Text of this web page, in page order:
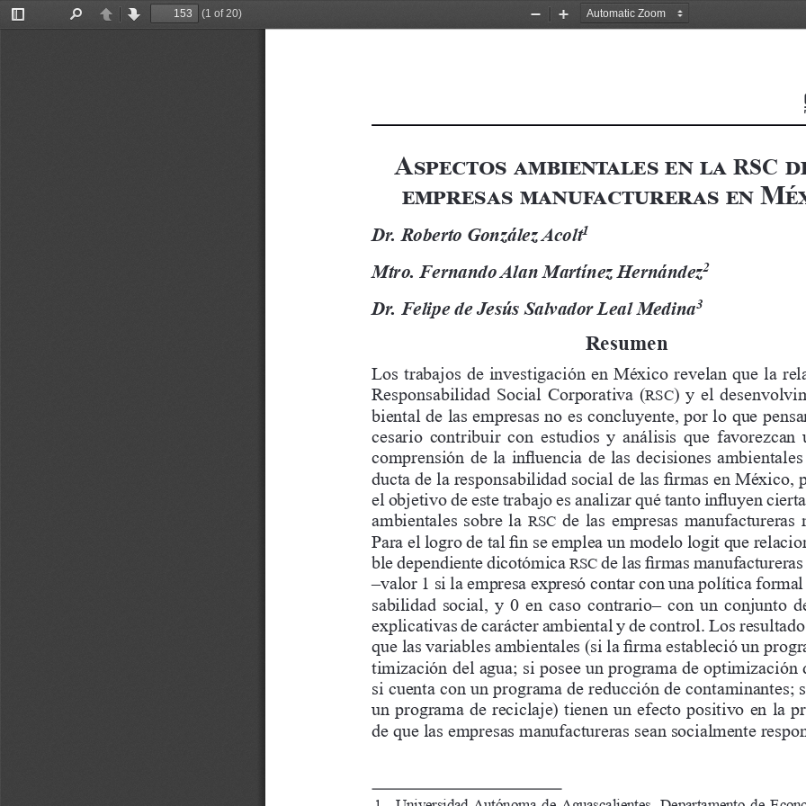
Toggle
PreviousNext
(1 of 20)
Zoom
Zoom
Aspectos ambientales en la RSC
empresas manufactureras en
Dr. Roberto González Acolt1
Mtro. Fernando Alan Martínez Hernández2
Dr. Felipe de Jesús Salvador Leal Medina3
Resumen
Los trabajos de investigación en México revelan que la
Responsabilidad  Social  Corporativa  (RSC)  y  el
biental de las empresas no es concluyente, por lo que
cesario  contribuir  con  estudios  y  análisis  que  favorezcan
comprensión de la influencia de las decisiones
ducta de la responsabilidad social de las firmas en México,
el objetivo de este trabajo es analizar qué tanto influyen
ambientales  sobre  la RSC
de  las  empresas  manufactureras
Para el logro de tal fin se emplea un modelo logit que
ble dependiente dicotómica RSC de las firmas
–valor 1 si la empresa expresó contar con una política formal
sabilidad social, y 0 en caso contrario‒ con un conjunto
explicativas de carácter ambiental y de control. Los
que las variables ambientales (si la firma estableció un
timización del agua; si posee un programa de optimización
si cuenta con un programa de reducción de contaminantes;
un programa de reciclaje) tienen un efecto positivo en la
de que las empresas manufactureras sean socialmente